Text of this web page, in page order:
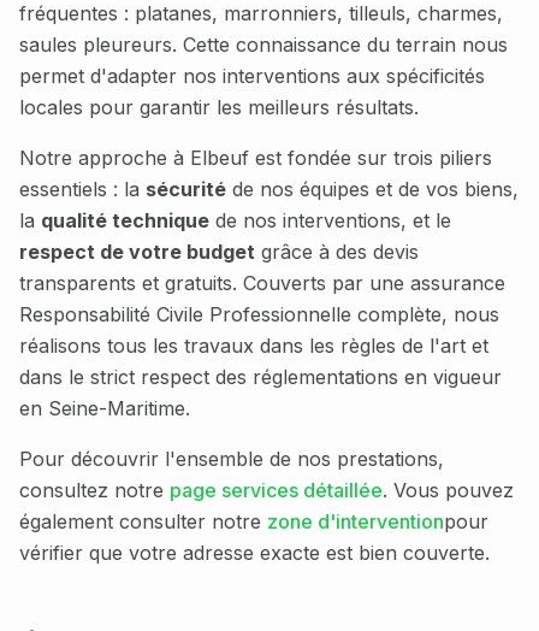
fréquentes : platanes, marronniers, tilleuls, charmes,
saules pleureurs. Cette connaissance du terrain nous
permet d'adapter nos interventions aux spécificités
locales pour garantir les meilleurs résultats.
Notre approche à Elbeuf est fondée sur trois piliers
essentiels : la sécurité de nos équipes et de vos biens,
la qualité technique de nos interventions, et le
respect de votre budget grâce à des devis
transparents et gratuits. Couverts par une assurance
Responsabilité Civile Professionnelle complète, nous
réalisons tous les travaux dans les règles de l'art et
dans le strict respect des réglementations en vigueur
en Seine-Maritime.
Pour découvrir l'ensemble de nos prestations,
consultez notre page services détaillée. Vous pouvez
également consulter notre zone d'interventionpour
vérifier que votre adresse exacte est bien couverte.